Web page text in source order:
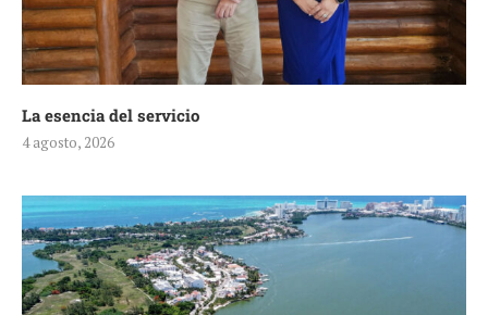
La esencia del servicio
4 agosto, 2026